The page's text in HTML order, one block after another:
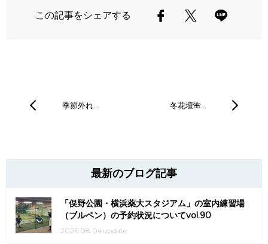
この記事をシェアする
季節外れ… 冬花壇🌺…
最新のブログ記事
「俣野公園・横浜薬大スタジアム」の室内練習場
（ブルペン）の予約状況についてvol.90
2026.08.04update